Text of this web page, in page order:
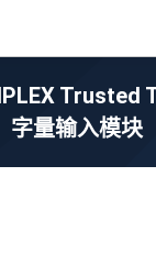
Trusted
字量输入模块